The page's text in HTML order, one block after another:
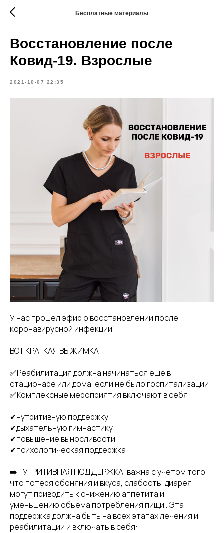
Бесплатные материалы
Восстановление после
Ковид-19. Взрослые
2021-10-07 22:35
У нас прошел эфир о восстановлении после
коронавирусной инфекции.
ВОТ КРАТКАЯ ВЫЖИМКА:
✅Реабилитация должна начинаться еще в
стационаре или дома, если не было госпитализации
✅Комплексные мероприятия включают в себя:
✔нутритивную поддержку
✔дыхательную гимнастику
✔повышение выносливости
✔психологическая поддержка
➡️НУТРИТИВНАЯ ПОДДЕРЖКА-важна с учетом того,
что потеря обоняния и вкуса, слабость, диарея
могут приводить к снижению аппетита и
уменьшению объема потребления пищи . Эта
поддержка должна быть на всех этапах лечения и
реабилитации и включать в себя: